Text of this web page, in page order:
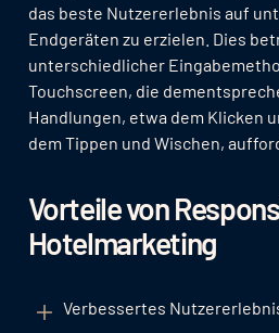
das beste Nutzererlebnis auf
Endgeräten zu erzielen. Dies
unterschiedlicher
Touchscreen, die
Handlungen, etwa dem Klicken
dem Tippen und Wischen,
Vorteile von
Hotelmarketing
Verbessertes